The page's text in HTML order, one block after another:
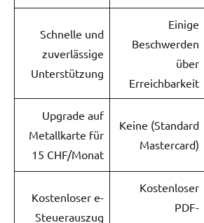
Einige
Beschwerden
über
Erreichbarkeit
Schnelle und
zuverlässige
Unterstützung
Keine (Standard
Mastercard)
Upgrade auf
Metallkarte für
15 CHF/Monat
Kostenloser
PDF-
Kostenloser e-
Steuerauszug